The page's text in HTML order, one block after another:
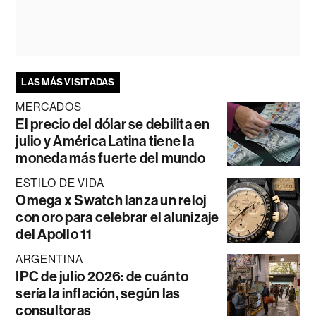
LAS MÁS VISITADAS
MERCADOS
El precio del dólar se debilita en
julio y América Latina tiene la
moneda más fuerte del mundo
ESTILO DE VIDA
Omega x Swatch lanza un reloj
con oro para celebrar el alunizaje
del Apollo 11
ARGENTINA
IPC de julio 2026: de cuánto
sería la inflación, según las
consultoras